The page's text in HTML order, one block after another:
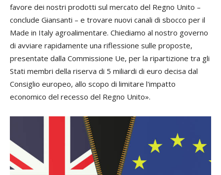
favore dei nostri prodotti sul mercato del Regno Unito –
conclude Giansanti – e trovare nuovi canali di sbocco per il
Made in Italy agroalimentare. Chiediamo al nostro governo
di avviare rapidamente una riflessione sulle proposte,
presentate dalla Commissione Ue, per la ripartizione tra gli
Stati membri della riserva di 5 miliardi di euro decisa dal
Consiglio europeo, allo scopo di limitare l'impatto
economico del recesso del Regno Unito».